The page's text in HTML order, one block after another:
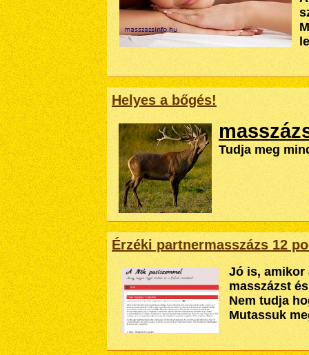
Helyes a bőgés!
Tudja meg
Érzéki partnermasszázs 12
Jó is, amikor
masszázst
Nem tudja
Mutassuk